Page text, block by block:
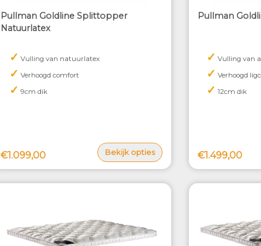
Pullman Goldline Splittopper
Natuurlatex
✓ Vulling van natuurlatex
✓ Verhoogd comfort
✓ 9cm dik
€1.099,00 Bekijk opties
Pullman
✓ Vulling van
✓ Verhoogd
✓ 12cm dik
€1.499,00